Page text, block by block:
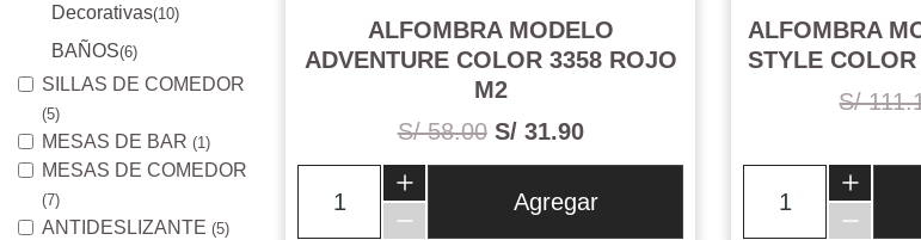
Decorativas(10)
BAÑOS(6)
SILLAS DE COMEDOR
(5)
MESAS DE BAR (1)
MESAS DE COMEDOR
(7)
ANTIDESLIZANTE (5)
ALFOMBRA MODELO
ADVENTURE COLOR 3358 ROJO
M2
S/ 58.00 S/ 31.90
Agregar
ALFOMBRA
STYLE
S/